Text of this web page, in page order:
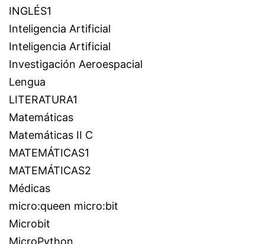
INGLÉS1
Inteligencia Artificial
Inteligencia Artificial
Investigación Aeroespacial
Lengua
LITERATURA1
Matemáticas
Matemáticas II C
MATEMÁTICAS1
MATEMÁTICAS2
Médicas
micro:queen micro:bit
Microbit